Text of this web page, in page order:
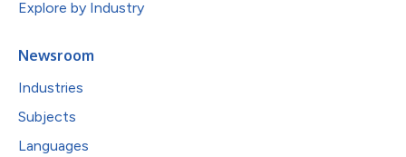
Explore by Industry
Newsroom
Industries
Subjects
Languages